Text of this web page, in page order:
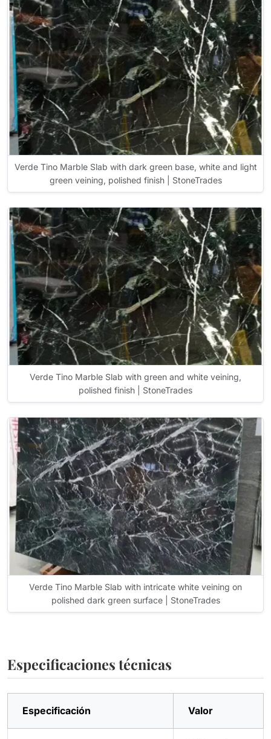
Verde Tino Marble Slab with dark green base, white and light
green veining, polished finish | StoneTrades
Verde Tino Marble Slab with green and white veining,
polished finish | StoneTrades
Verde Tino Marble Slab with intricate white veining on
polished dark green surface | StoneTrades
Especificaciones técnicas
Especificación Valor